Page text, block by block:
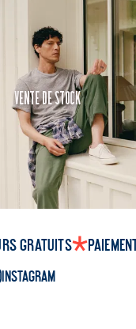
Vente de Stock
gratuits
Instagram